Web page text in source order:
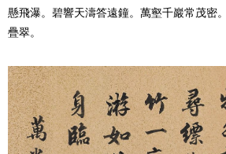
懸飛瀑。碧響天濤答遠鐘。萬壑千巖常茂密
疊翠。